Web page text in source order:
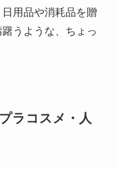
用品や消耗品を贈
うような、ちょっ
ラコスメ・人